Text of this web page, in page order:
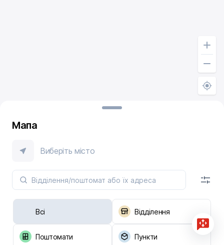
Мапа
Виберіть місто
Всі Відділення
Поштомати Пункти